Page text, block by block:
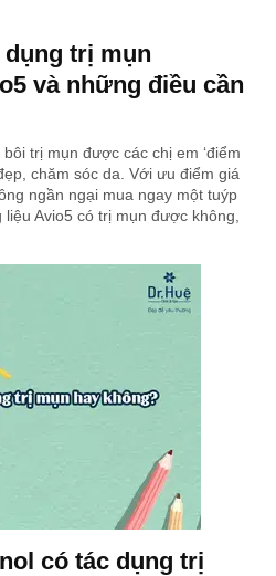
dụng trị mụn
và những điều cần
trị mụn được các chị em ‘điểm
chăm sóc da. Với ưu điểm giá
ngần ngại mua ngay một tuýp
Avio5 có trị mụn được không,
có tác dụng trị